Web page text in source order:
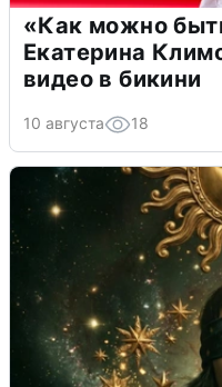
«Как можно
Екатерина
видео в бикини
10 августа 18